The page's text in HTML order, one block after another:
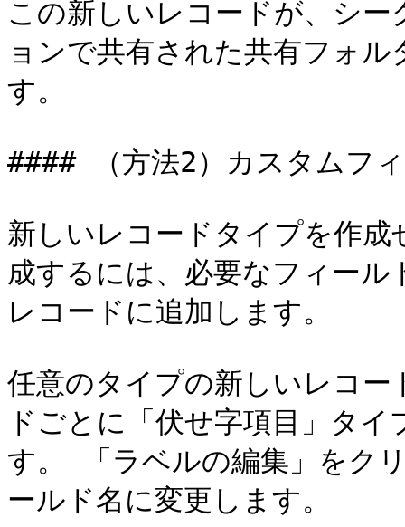
この新しいレコードが、シ
ョンで共有された共有フォ
す。
#### （方法2）カスタムフ
新しいレコードタイプを作
成するには、必要なフィー
レコードに追加します。
任意のタイプの新しいレコ
ドごとに「伏せ字項目」タ
す。 「ラベルの編集」をク
ールド名に変更します。